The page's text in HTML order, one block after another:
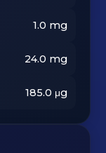
1.0 mg
24.0 mg
185.0 μg